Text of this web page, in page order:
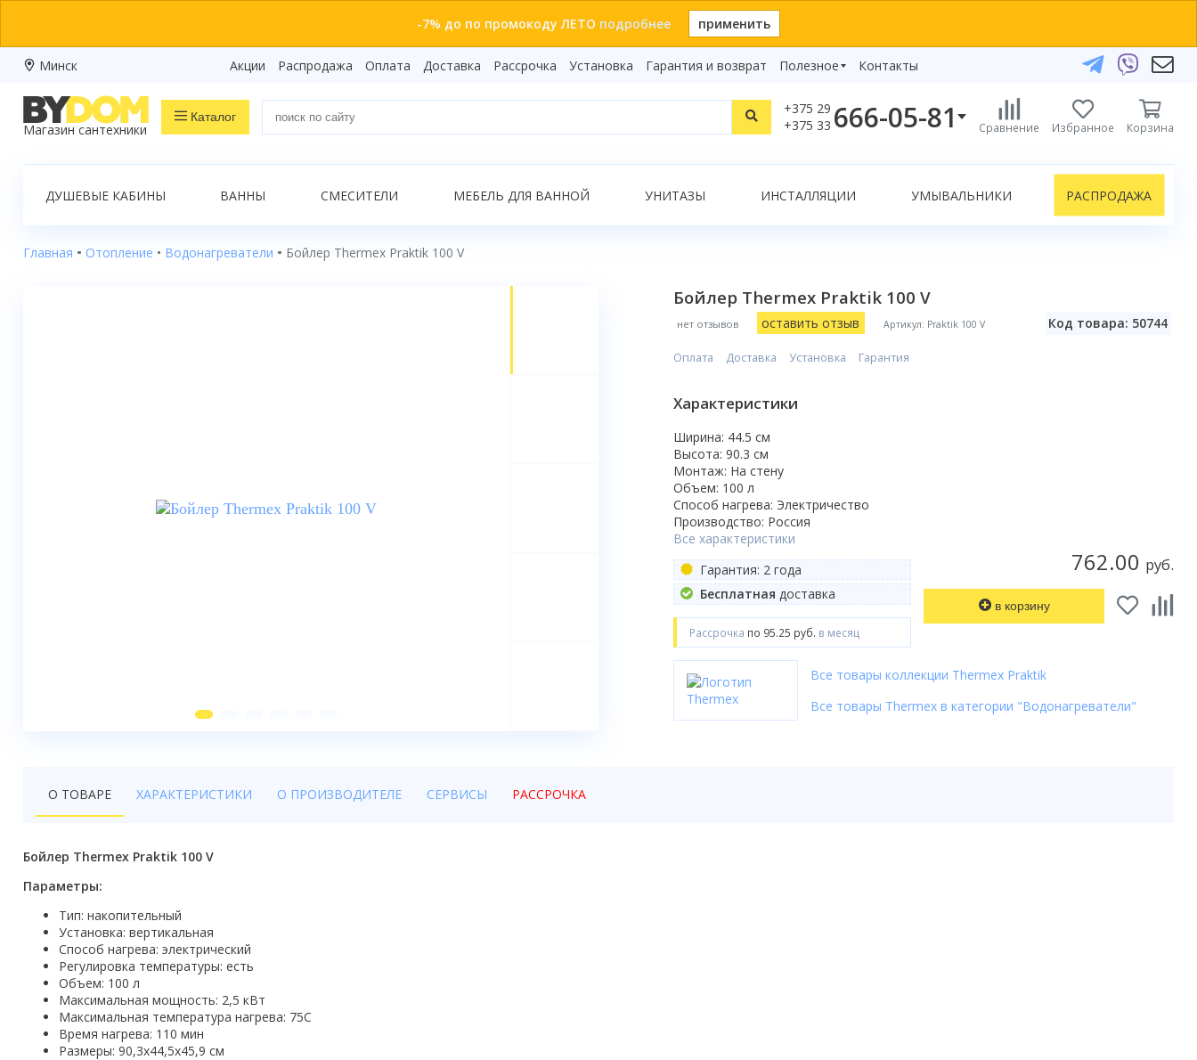
-7% до по промокоду ЛЕТО подробнее применить
Минск Акции Распродажа Оплата Доставка Рассрочка Установка Гарантия и возврат
Полезное
Видеообзоры
Бренды
Контакты
Магазин сантехники
Каталог
+375 29
+375 33 666-05-81
+375 29 666-05-81
+375 17 243-24-29
Telegram
Viber
Сравнение Избранное Корзина
Показать все результаты
Распродажа
Ванны
Кухонные мойки
Трапы
Радиаторы отопления
Котлы отопления
Аксессуары для ванной
ДУШЕВЫЕ КАБИНЫ ВАННЫ СМЕСИТЕЛИ МЕБЕЛЬ ДЛЯ ВАННОЙ УНИТАЗЫ ИНСТАЛЛЯЦИИ УМЫВАЛЬНИКИ РАСПРОДАЖА
Главная Отопление Водонагреватели Бойлер Thermex Praktik 100 V
Бойлер Thermex Praktik 100 V
нет отзывов оставить отзыв Артикул: Praktik 100 V Код товара: 50744
762.00 руб.
в корзину
Оплата Доставка Установка Гарантия
Характеристики
Ширина: 44.5 см
Высота: 90.3 см
Монтаж: На стену
Объем: 100 л
Способ нагрева: Электричество
Производство: Россия
Все характеристики
Гарантия: 2 года
Бесплатная доставка
Рассрочка по 95.25 руб. в месяц
Все товары коллекции Thermex Praktik
Все товары Thermex в категории "Водонагреватели"
О ТОВАРЕ ХАРАКТЕРИСТИКИ О ПРОИЗВОДИТЕЛЕ СЕРВИСЫ РАССРОЧКА
Бойлер Thermex Praktik 100 V
Параметры:
Тип: накопительный
Установка: вертикальная
Способ нагрева: электрический
Регулировка температуры: есть
Объем: 100 л
Максимальная мощность: 2,5 кВт
Максимальная температура нагрева: 75С
Время нагрева: 110 мин
Размеры: 90,3х44,5х45,9 см